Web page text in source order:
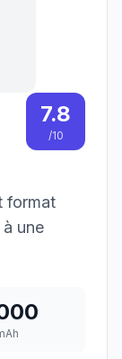
7.8
/10
format
une